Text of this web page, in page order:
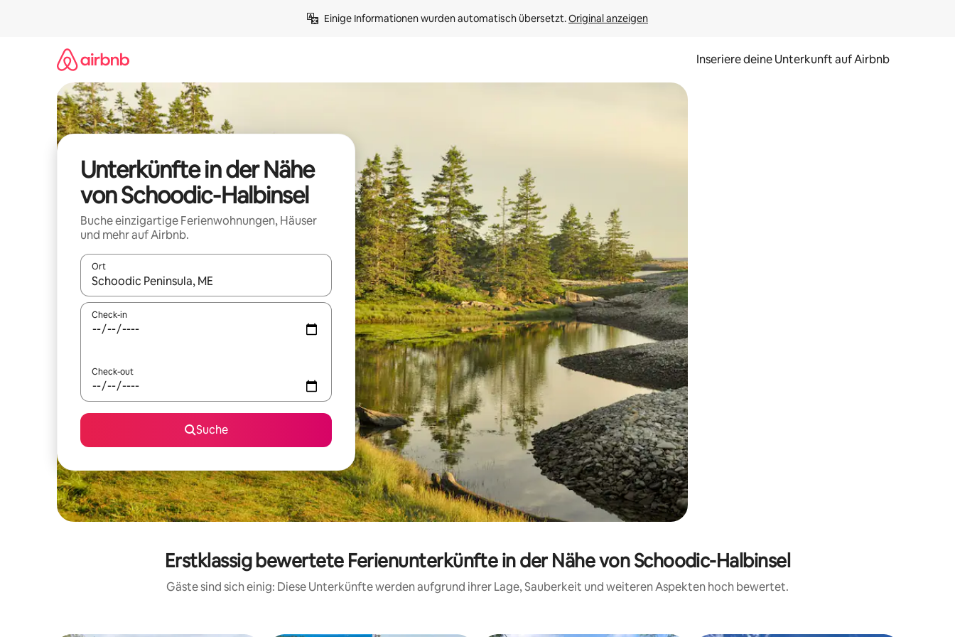
Einige Informationen wurden automatisch übersetzt. Original anzeigen
Inseriere deine Unterkunft auf Airbnb
Unterkünfte in der Nähe
von Schoodic-Halbinsel
Buche einzigartige Ferienwohnungen, Häuser
und mehr auf Airbnb.
Ort
Wenn Ergebnisse verfügbar sind, navigiere mit den Pfeiltasten nach oben und unten oder erkunde die Ergebnisse durch Berühren oder Wischgesten.
Check-in
Check-out
Suche
Erstklassig bewertete Ferienunterkünfte in der Nähe von Schoodic-Halbinsel
Gäste sind sich einig: Diese Unterkünfte werden aufgrund ihrer Lage, Sauberkeit und weiteren Aspekten hoch bewertet.